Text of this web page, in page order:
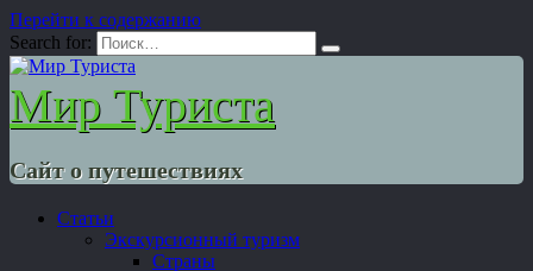
Перейти к содержанию
Search for:
Мир Туриста
Сайт о путешествиях
Статьи
Экскурсионный туризм
Страны